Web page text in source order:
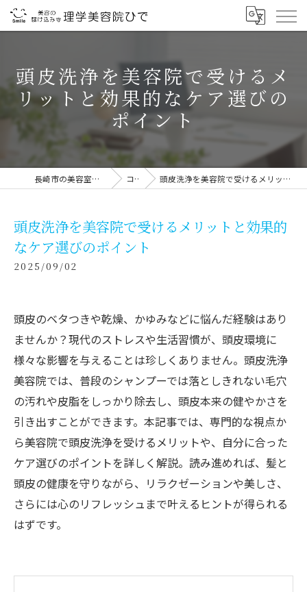
頭皮洗浄を美容院で受けるメ
リットと効果的なケア選びの
ポイント
長崎市の美容室なら理学美容院ひで コラム 頭皮洗浄を美容院で受けるメリットと効果的なケア選びのポイント
頭皮洗浄を美容院で受けるメリットと効果的
なケア選びのポイント
2025/09/02
頭皮のベタつきや乾燥、かゆみなどに悩んだ経験はあり
ませんか？現代のストレスや生活習慣が、頭皮環境に
様々な影響を与えることは珍しくありません。頭皮洗浄
美容院では、普段のシャンプーでは落としきれない毛穴
の汚れや皮脂をしっかり除去し、頭皮本来の健やかさを
引き出すことができます。本記事では、専門的な視点か
ら美容院で頭皮洗浄を受けるメリットや、自分に合った
ケア選びのポイントを詳しく解説。読み進めれば、髪と
頭皮の健康を守りながら、リラクゼーションや美しさ、
さらには心のリフレッシュまで叶えるヒントが得られる
はずです。